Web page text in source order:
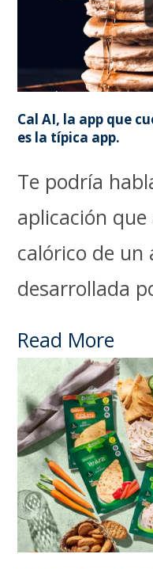
Cal AI, la app que
es la típica app.
Te podría
aplicación
calórico de un
desarrollada
Read More